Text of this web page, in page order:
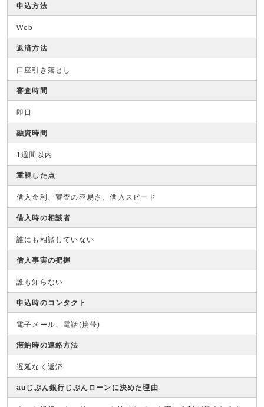
申込方法
Web
返済方法
口座引き落とし
審査時間
即日
融資時間
1週間以内
重視した点
借入金利、審査の容易さ、借入スピード
借入時の相談者
誰にも相談していない
借入事実の把握
誰も知らない
申込時のコンタクト
電子メール、電話(携帯)
滞納時の連絡方法
遅延なく返済
auじぶん銀行じぶんローンに決めた理由